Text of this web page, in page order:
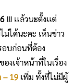
!!! เเล้วนะตั้งเเต่
ได้นะคะ เห็นข่าว
อบก่อนที่ต้อง
งเจ้าหน้าที่ในเรื่อง
– 19 เพิ่ม ทั้งที่ไม่มีผู้